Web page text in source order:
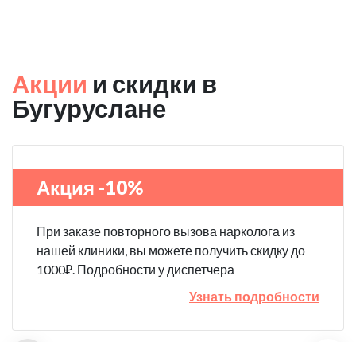
Акции и скидки в
Бугуруслане
Акция -10%
При заказе повторного вызова нарколога из
нашей клиники, вы можете получить скидку до
1000₽. Подробности у диспетчера
Узнать подробности